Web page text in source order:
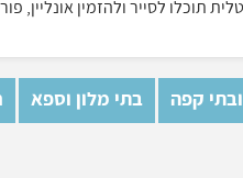
קפה בתי מלון וספא